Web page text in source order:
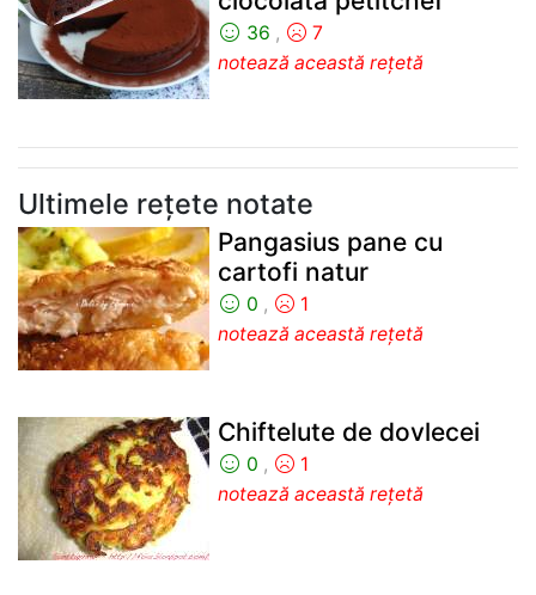
36 ,
7
notează această rețetă
Ultimele rețete notate
Pangasius pane cu
cartofi natur
0 ,
1
notează această rețetă
Chiftelute de dovlecei
0 ,
1
notează această rețetă